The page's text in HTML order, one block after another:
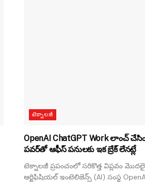
టెక్నాలజీ
OpenAI ChatGPT Work లాంచ్
పవర్‌తో ఆఫీస్ పనులకు ఇక బ్రేక్ లేనట్లే
టెక్నాలజీ ప్రపంచంలో సరికొత్త విప్లవం
ఆర్టిఫిషియల్ ఇంటెలిజెన్స్ (AI) సంస్థ